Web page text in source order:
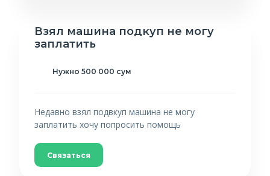
Взял машина подкуп не могу
заплатить
Нужно 500 000 сум
Недавно взял подвкуп машина не могу
заплатить хочу попросить помощь
Связаться